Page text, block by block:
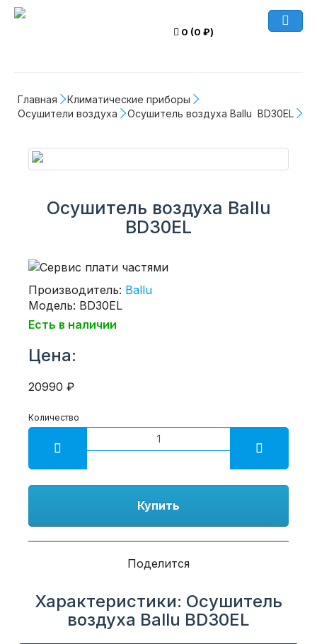
0 (0 ₽)
Главная
Климатические приборы
Осушители воздуха
Осушитель воздуха Ballu  BD30EL
Осушитель воздуха Ballu
BD30EL
Производитель: Ballu
Модель: BD30EL
Есть в наличии
Цена:
20990 ₽
Количество
Купить
Поделится
Характеристики: Осушитель
воздуха Ballu BD30EL